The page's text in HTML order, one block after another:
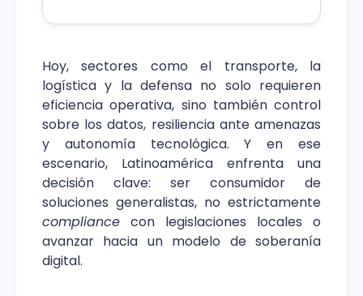
el mercado.
Hoy, sectores como el transporte, la
logística y la defensa no solo requieren
eficiencia operativa, sino también control
sobre los datos, resiliencia ante amenazas
y autonomía tecnológica. Y en ese
escenario, Latinoamérica enfrenta una
decisión clave: ser consumidor de
soluciones generalistas, no estrictamente
compliance con legislaciones locales o
avanzar hacia un modelo de soberanía
digital.